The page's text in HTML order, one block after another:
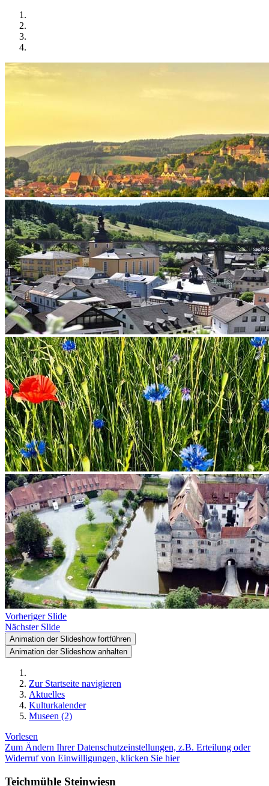
Vorheriger Slide
Nächster Slide
Animation der Slideshow fortführen
Animation der Slideshow anhalten
Zur Startseite navigieren
Aktuelles
Kulturkalender
Museen (2)
Vorlesen
Zum Ändern Ihrer Datenschutzeinstellungen, z.B. Erteilung oder
Widerruf von Einwilligungen, klicken Sie hier
Teichmühle Steinwiesn